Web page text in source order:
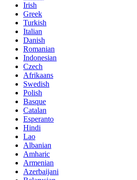
Irish
Greek
Turkish
Italian
Danish
Romanian
Indonesian
Czech
Afrikaans
Swedish
Polish
Basque
Catalan
Esperanto
Hindi
Lao
Albanian
Amharic
Armenian
Azerbaijani